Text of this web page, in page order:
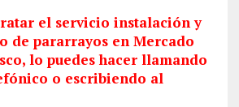
el servicio instalacióny
de pararrayos en Mercado
lo puedes hacer llamando
o escribiendo al